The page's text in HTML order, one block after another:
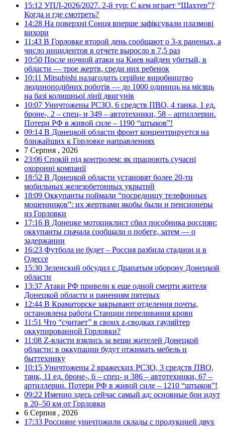
15:12 УПЛ-2026/2027. 2-й тур: С кем играет “Шахтер”?
Когда и где смотреть?
14:28 На поверхні Сонця вперше зафіксували плазмові
вихори
11:43 В Горловке второй день сообщают о 3-х раненых, а
число инцидентов в отчете выросло в 7,5 раз
10:50 После ночной атаки на Киев найден убитый, в
области — трое жертв, среди них ребенок
10:11 Mitsubishi налагодить серійне виробництво
людиноподібних роботів — до 1000 одиниць на місяць
на базі колишньої лінії двигунів
10:07 Уничтожены РСЗО, 6 средств ПВО, 4 танка, 1 ед.
броне-, 2 – спец- и 349 – автотехники, 58 – артиллерии.
Потери РФ в живой силе – 1190 “штыков”!
09:14 В Донецкой области фронт концентрируется на
ближайших к Горловке направлениях
7 Серпня , 2026
23:06 Спокій під контролем: як працюють сучасні
охоронні компанії
18:52 В Донецкой области установят более 20-ти
мобильных железобетонных укрытий
18:09 Оккупанты поймали “посредницу телефонных
мошенников”: их жертвами якобы были и пенсионеры
из Горловки
17:16 В Донецке мотоциклист сбил пособника россиян:
оккупанты сначала сообщали о побеге, затем — о
задержании
16:23 Футбола не будет – Россия разбила стадион и в
Одессе
15:30 Зеленский обсудил с Драпатым оборону Донецкой
области
13:37 Атаки РФ привели к еще одной смерти жителя
Донецкой области и ранениям пятерых
12:44 В Краматорске закрывают отделения почты,
остановлена работа Станции переливания крови
11:51 Что “считает” в своих z-сводках гауляйтер
оккупированной Горловки?
11:08 Z-власти взялись за вещи жителей Донецкой
области: в оккупации будут отжимать мебель и
быттехнику
10:15 Уничтожены 2 вражеских РСЗО, 3 средств ПВО,
танк, 11 ед. броне-, 6 – спец- и 386 – автотехники, 67 –
артиллерии. Потери РФ в живой силе – 1210 “штыков”!
09:22 Именно здесь сейчас самый ад: основные бои идут
в 20–50 км от Горловки
6 Серпня , 2026
17:33 Россияне уничтожили склады с продукцией двух